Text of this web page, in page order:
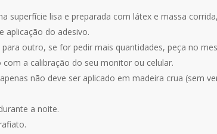
superfície lisa e preparada com látex e massa
aplicação do adesivo.
outro, se for pedir mais quantidades, peça no
a calibração do seu monitor ou celular.
não deve ser aplicado em madeira crua (sem
a noite.